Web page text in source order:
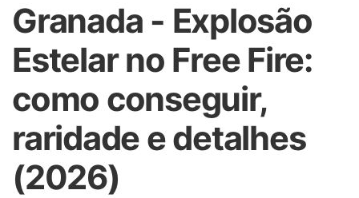
Granada - Explosão
Estelar no Free Fire:
como conseguir,
raridade e detalhes
(2026)